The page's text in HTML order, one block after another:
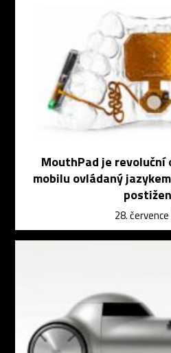
MouthPad je revoluční
mobilu ovládaný
28.